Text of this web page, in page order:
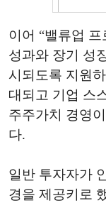
이어 “밸류업
성과와 장기 성
시되도록 지원
대되고 기업 스
주주가치 경영
다.
일반 투자자가
경을 제공키로